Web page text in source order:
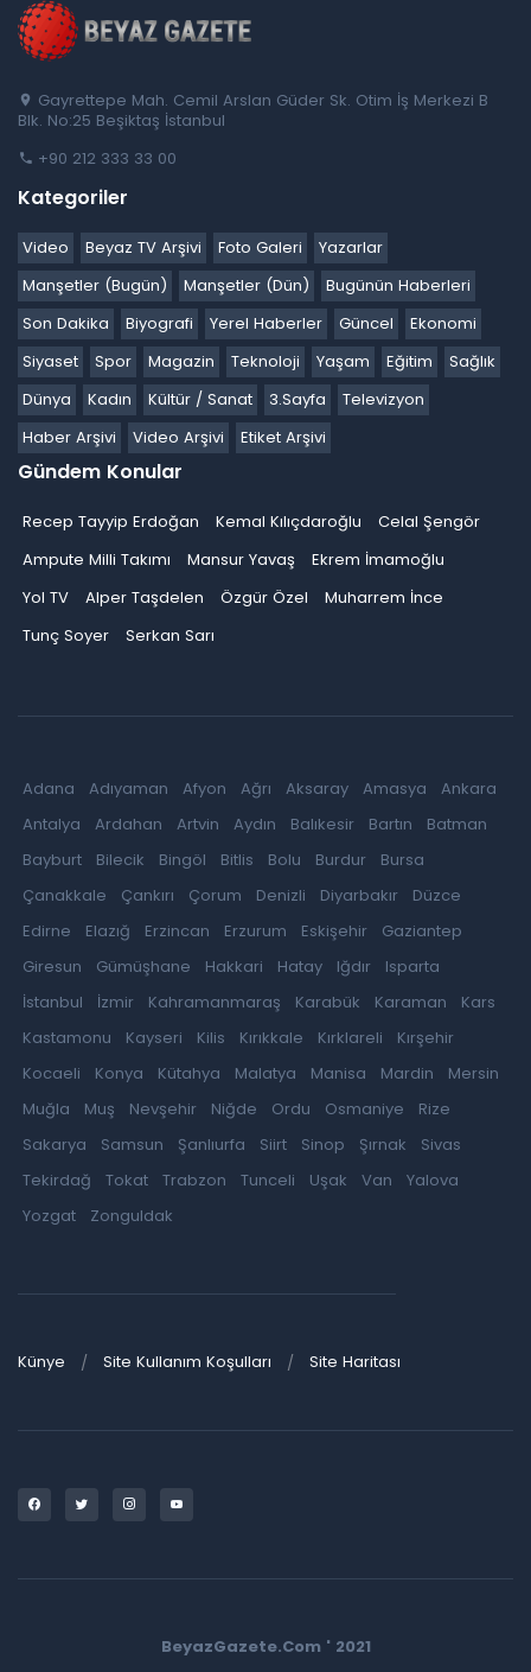
Gayrettepe Mah. Cemil Arslan Güder Sk. Otim İş Merkezi B
Blk. No:25 Beşiktaş İstanbul
+90 212 333 33 00
Kategoriler
Video Beyaz TV Arşivi Foto Galeri
Yazarlar
Manşetler (Bugün)
Manşetler (Dün)
Bugünün Haberleri
Son Dakika
Biyografi Yerel Haberler Güncel
Ekonomi
Siyaset
Spor Magazin Teknoloji Yaşam Eğitim
Sağlık
Dünya
Kadın Kültür / Sanat 3.Sayfa
Televizyon
Haber Arşivi
Video Arşivi Etiket Arşivi
Gündem Konular
Recep Tayyip Erdoğan Kemal Kılıçdaroğlu
Celal Şengör
Ampute Milli Takımı
Mansur Yavaş
Ekrem İmamoğlu
Yol TV
Alper Taşdelen Özgür Özel
Muharrem İnce
Tunç Soyer
Serkan Sarı
Adana Adıyaman Afyon Ağrı Aksaray Amasya
Ankara
Antalya
Ardahan Artvin Aydın Balıkesir Bartın
Batman
Bayburt
Bilecik Bingöl Bitlis Bolu Burdur
Bursa
Çanakkale
Çankırı Çorum Denizli Diyarbakır
Düzce
Edirne
Elazığ Erzincan Erzurum Eskişehir
Gaziantep
Giresun
Gümüşhane Hakkari Hatay Iğdır
Isparta
İstanbul
İzmir Kahramanmaraş Karabük Karaman
Kars
Kastamonu
Kayseri Kilis Kırıkkale Kırklareli
Kırşehir
Kocaeli
Konya Kütahya Malatya Manisa Mardin
Mersin
Muğla
Muş Nevşehir Niğde Ordu Osmaniye
Rize
Sakarya
Samsun Şanlıurfa Siirt Sinop Şırnak
Sivas
Tekirdağ
Tokat Trabzon Tunceli Uşak Van
Yalova
Yozgat
Zonguldak
Künye Site Kullanım Koşulları Site Haritası
BeyazGazete.Com ' 2021